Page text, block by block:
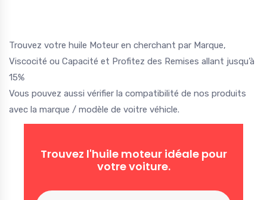
Trouvez votre huile Moteur en cherchant par Marque,
Viscocité ou Capacité et Profitez des Remises allant jusqu’à
15%
Vous pouvez aussi vérifier la compatibilité de nos produits
avec la marque / modèle de voitre véhicle.
Trouvez l'huile moteur idéale pour
votre voiture.